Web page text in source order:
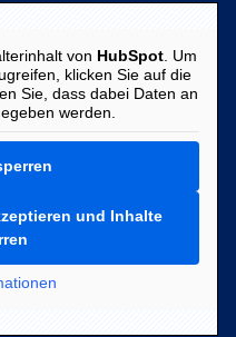
von HubSpot. Um
klicken Sie auf die
Sie, dass dabei Daten an
werden.
und Inhalte